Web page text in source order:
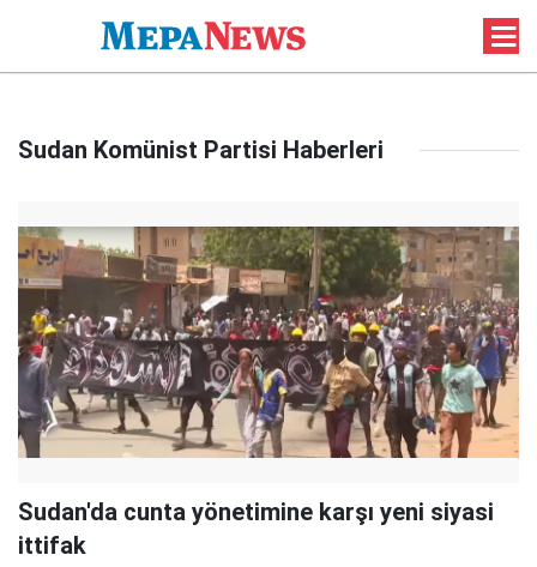
Sudan Komünist Partisi Haberleri
Sudan'da cunta yönetimine karşı yeni siyasi
ittifak